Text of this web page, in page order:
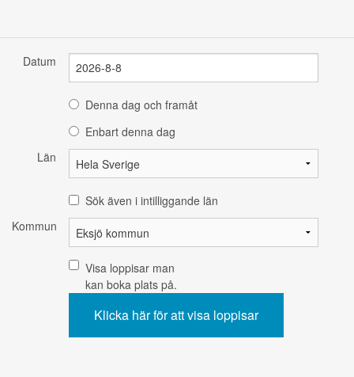
Datum
Denna dag och framåt
Enbart denna dag
Län
Sök även i intilliggande län
Kommun
Visa loppisar man
kan boka plats på.